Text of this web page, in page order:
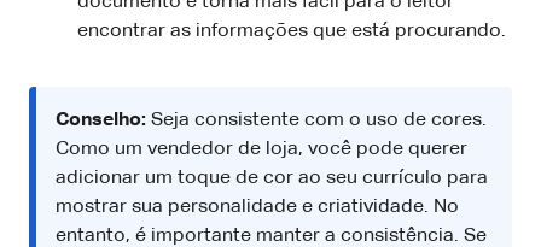
encontrar as informações que está procurando.
Conselho: Seja consistente com o uso de cores.
Como um vendedor de loja, você pode querer
adicionar um toque de cor ao seu currículo para
mostrar sua personalidade e criatividade. No
entanto, é importante manter a consistência. Se